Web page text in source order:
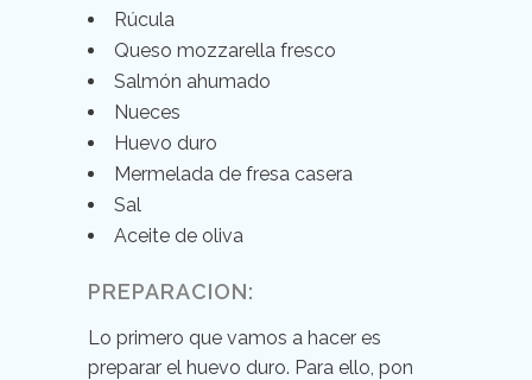
Rúcula
Queso mozzarella fresco
Salmón ahumado
Nueces
Huevo duro
Mermelada de fresa casera
Sal
Aceite de oliva
PREPARACION:
Lo primero que vamos a hacer es
preparar el huevo duro. Para ello, pon